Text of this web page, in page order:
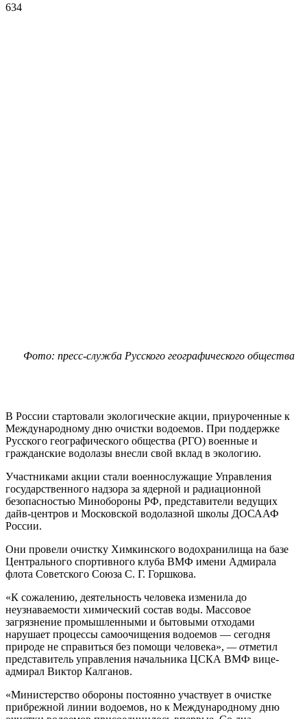
634
Фото: пресс-служба Русского географического общества
В России стартовали экологические акции, приуроченные к
Международному дню очистки водоемов. При поддержке
Русского географического общества (РГО) военные и
гражданские водолазы внесли свой вклад в экологию.
Участниками акции стали военнослужащие Управления
государственного надзора за ядерной и радиационной
безопасностью Минобороны РФ, представители ведущих
дайв-центров и Московской водолазной школы ДОСААФ
России.
Они провели очистку Химкинского водохранилища на базе
Центрального спортивного клуба ВМФ имени Адмирала
флота Советского Союза С. Г. Горшкова.
«К сожалению, деятельность человека изменила до
неузнаваемости химический состав воды. Массовое
загрязнение промышленными и бытовыми отходами
нарушает процессы самоочищения водоемов — сегодня
природе не справиться без помощи человека», — отметил
представитель управления начальника ЦСКА ВМФ вице-
адмирал Виктор Калганов.
«Министерство обороны постоянно участвует в очистке
прибрежной линии водоемов, но к Международному дню